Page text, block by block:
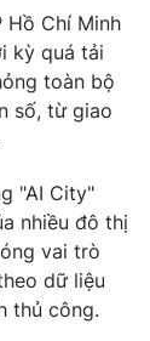
Hồ Chí Minh
kỳ quá tải
toàn bộ
số, từ giao
"AI City"
nhiều đô thị
vai trò
dữ liệu
thủ công.